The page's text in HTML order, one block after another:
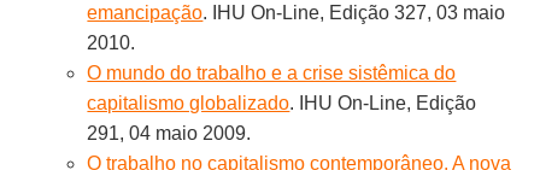
emancipação. IHU On-Line, Edição 327, 03 maio
2010.
O mundo do trabalho e a crise sistêmica do
capitalismo globalizado. IHU On-Line, Edição
291, 04 maio 2009.
O trabalho no capitalismo contemporâneo. A nova